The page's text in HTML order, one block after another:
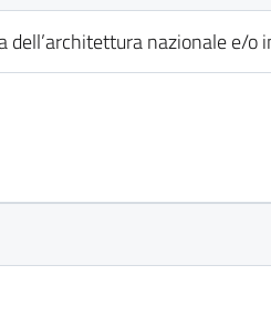
dell’architettura nazionale e/o